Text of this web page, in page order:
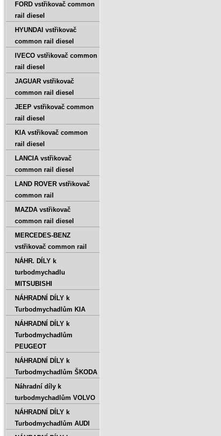
FORD vstřikovač common
rail diesel
HYUNDAI vstřikovač
common rail diesel
IVECO vstřikovač common
rail diesel
JAGUAR vstřikovač
common rail diesel
JEEP vstřikovač common
rail diesel
KIA vstřikovač common
rail diesel
LANCIA vstřikovač
common rail diesel
LAND ROVER vstřikovač
common rail
MAZDA vstřikovač
common rail diesel
MERCEDES-BENZ
vstřikovač common rail
NÁHR. DÍLY k
turbodmychadlu
MITSUBISHI
NÁHRADNÍ DÍLY k
Turbodmychadlům KIA
NÁHRADNÍ DÍLY k
Turbodmychadlům
PEUGEOT
NÁHRADNÍ DÍLY k
Turbodmychadlům ŠKODA
Náhradní díly k
turbodmychadlům VOLVO
NÁHRADNÍ DÍLY k
Turbodmychadlům AUDI